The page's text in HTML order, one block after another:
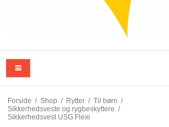
Forside / Shop / Rytter / Til børn /
Sikkerhedsveste og rygbeskyttere /
Sikkerhedsvest USG Flexi